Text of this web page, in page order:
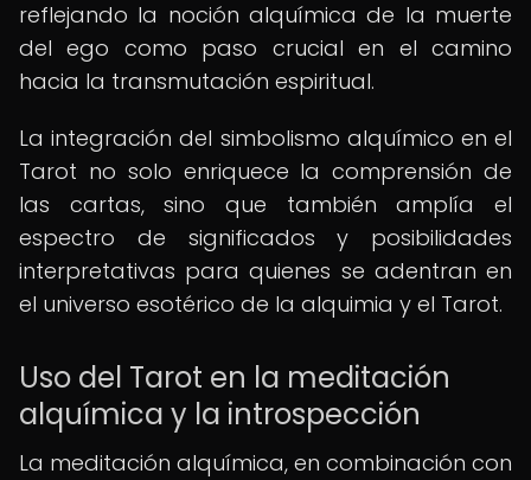
reflejando la noción alquímica de la muerte
del ego como paso crucial en el camino
hacia la transmutación espiritual.
La integración del simbolismo alquímico en el
Tarot no solo enriquece la comprensión de
las cartas, sino que también amplía el
espectro de significados y posibilidades
interpretativas para quienes se adentran en
el universo esotérico de la alquimia y el Tarot.
Uso del Tarot en la meditación
alquímica y la introspección
La meditación alquímica, en combinación con